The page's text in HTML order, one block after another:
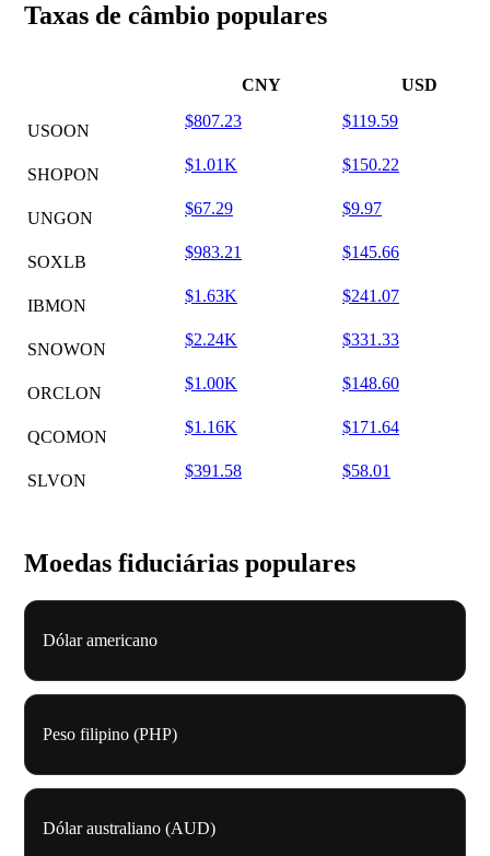
Taxas de câmbio populares
CNY USD
USOON
$807.23 $119.59
SHOPON
$1.01K $150.22
UNGON
$67.29 $9.97
SOXLB
$983.21 $145.66
IBMON
$1.63K $241.07
SNOWON
$2.24K $331.33
ORCLON
$1.00K $148.60
QCOMON
$1.16K $171.64
SLVON
$391.58 $58.01
Moedas fiduciárias populares
Dólar americano
Peso filipino (PHP)
Dólar australiano (AUD)